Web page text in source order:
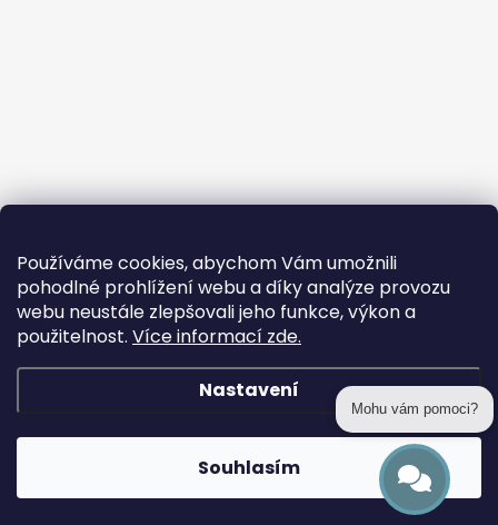
Používáme cookies, abychom Vám umožnili
pohodlné prohlížení webu a díky analýze provozu
webu neustále zlepšovali jeho funkce, výkon a
použitelnost. Více informací zde.
Nastavení
Souhlasím
Copyright 2026prohackovani.cz. Všechna práva vyhrazena.
Mohu vám pomoci?